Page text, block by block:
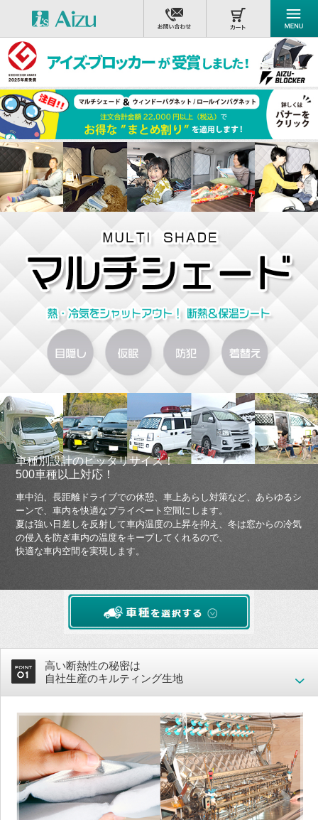
車種別設計のピッタリサイズ！
500車種以上対応！
車中泊、長距離ドライブでの休憩、車上あらし対策など、あらゆるシ
ーンで、車内を快適なプライベート空間にします。
夏は強い日差しを反射して車内温度の上昇を抑え、冬は窓からの冷気
の侵入を防ぎ車内の温度をキープしてくれるので、
快適な車内空間を実現します。
高い断熱性の秘密は
自社生産のキルティング生地